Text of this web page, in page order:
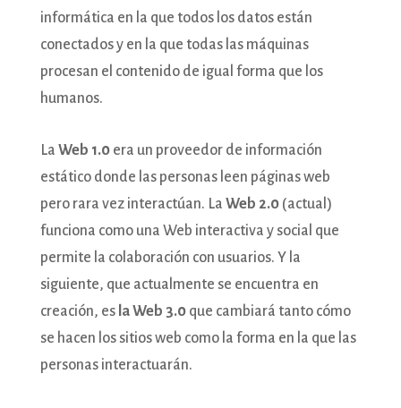
informática en la que todos los datos están
conectados y en la que todas las máquinas
procesan el contenido de igual forma que los
humanos.
La Web 1.0era un proveedor de información
estático donde las personas leen páginas web
pero rara vez interactúan. La Web 2.0(actual)
funciona como una Web interactiva y social que
permite la colaboración con usuarios. Y la
siguiente, que actualmente se encuentra en
creación, es la Web 3.0 que cambiará tanto cómo
se hacen los sitios web como la forma en la que las
personas interactuarán.